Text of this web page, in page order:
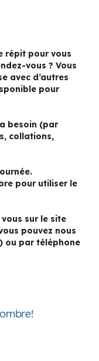
répit pour vous
vous ? Vous
avec d’autres
pour
besoin (par
collations,
pour utiliser le
sur le site
pouvez nous
ou par téléphone